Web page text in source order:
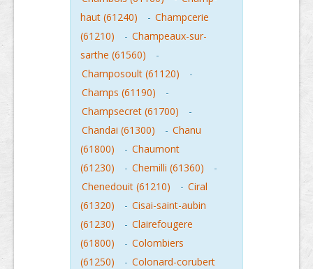
haut (61240)
- Champcerie
(61210)
- Champeaux-sur-
sarthe (61560)
-
Champosoult (61120)
-
Champs (61190)
-
Champsecret (61700)
-
Chandai (61300)
- Chanu
(61800)
- Chaumont
(61230)
- Chemilli (61360)
-
Chenedouit (61210)
- Ciral
(61320)
- Cisai-saint-aubin
(61230)
- Clairefougere
(61800)
- Colombiers
(61250)
- Colonard-corubert